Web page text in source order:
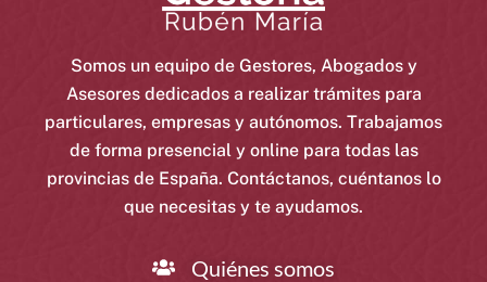
Somos un equipo de Gestores, Abogados y
Asesores dedicados a realizar trámites para
particulares, empresas y autónomos. Trabajamos
de forma presencial y online para todas las
provincias de España. Contáctanos, cuéntanos lo
que necesitas y te ayudamos.
Quiénes somos